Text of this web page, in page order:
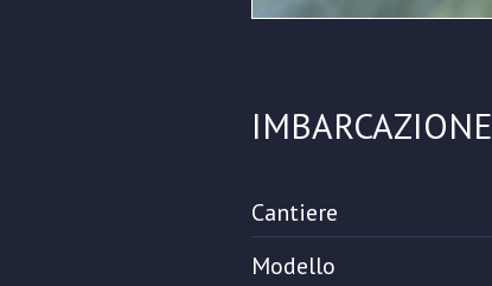
IMBARCAZIONE
Cantiere
Modello